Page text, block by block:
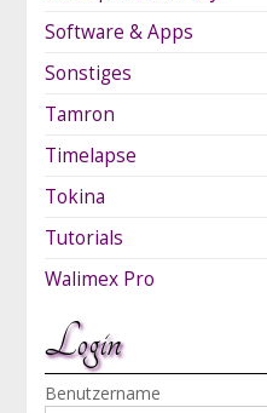
Software & Apps
Sonstiges
Tamron
Timelapse
Tokina
Tutorials
Walimex Pro
Login
Benutzername